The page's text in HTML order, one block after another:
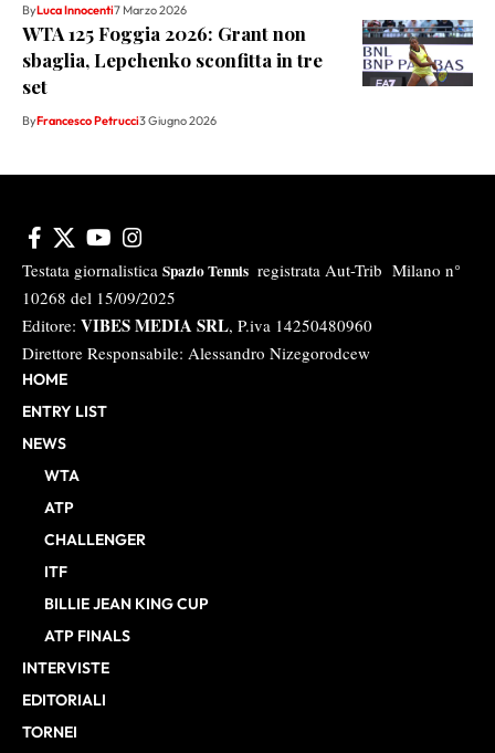
ByLuca Innocenti7 Marzo 2026
WTA 125 Foggia 2026: Grant non
sbaglia, Lepchenko sconfitta in tre
set
ByFrancesco Petrucci3 Giugno 2026
Testata giornalistica Spazio Tennis registrata Aut-Trib Milano n°
10268 del 15/09/2025
Editore: VIBES MEDIA SRL, P.iva 14250480960
Direttore Responsabile: Alessandro Nizegorodcew
HOME
ENTRY LIST
NEWS
WTA
ATP
CHALLENGER
ITF
BILLIE JEAN KING CUP
ATP FINALS
INTERVISTE
EDITORIALI
TORNEI